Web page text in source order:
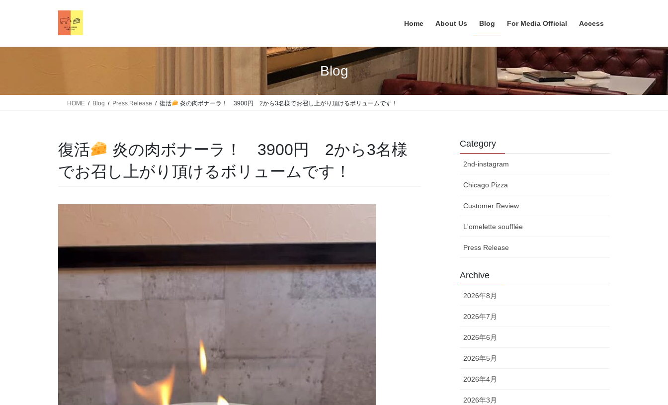
Home About Us Blog For Media Official Access
Blog
HOME Blog Press Release 復活 炎の肉ボナーラ！ 3900円 2から3名様でお召し上がり頂けるボリュームです！
復活
炎の肉ボナーラ！ 3900円 2から3名様
でお召し上がり頂けるボリュームです！
Category
2nd-instagram
Chicago Pizza
Customer Review
L'omelette soufflée
Press Release
Archive
2026年8月
2026年7月
2026年6月
2026年5月
2026年4月
2026年3月